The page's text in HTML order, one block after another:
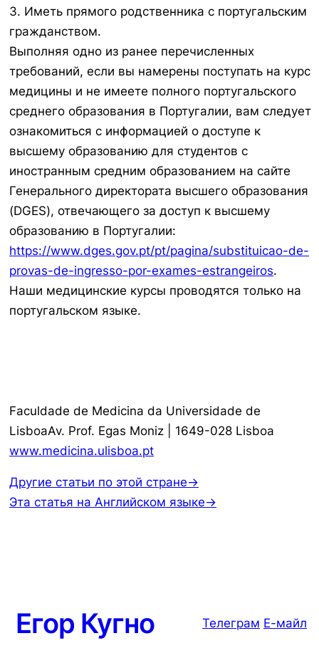
3. Иметь прямого родственника с португальским
гражданством.
Выполняя одно из ранее перечисленных
требований, если вы намерены поступать на курс
медицины и не имеете полного португальского
среднего образования в Португалии, вам следует
ознакомиться с информацией о доступе к
высшему образованию для студентов с
иностранным средним образованием на сайте
Генерального директората высшего образования
(DGES), отвечающего за доступ к высшему
образованию в Португалии:
https://www.dges.gov.pt/pt/pagina/substituicao-de-
provas-de-ingresso-por-exames-estrangeiros.
Наши медицинские курсы проводятся только на
португальском языке.
Faculdade de Medicina da Universidade de
LisboaAv. Prof. Egas Moniz | 1649-028 Lisboa
www.medicina.ulisboa.pt
Другие статьи по этой стране→
Эта статья на Английском языке→
Егор Кугно Телеграм Е-майл